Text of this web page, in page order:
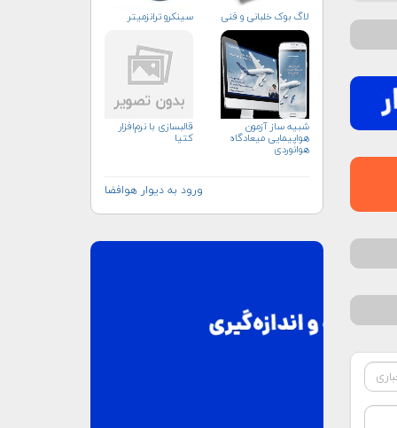
لاگ بوک خلبانی و فنی سینکرو ترانزمیتر
شبیه ساز آزمون
هواپیمایی میعادگاه
هوانوردی
قالبسازی با نرم‌افزار
کتیا
ورود به دیوار هوافضا